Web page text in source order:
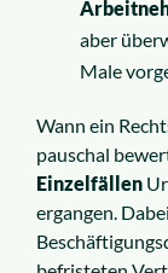
aber
Male
Wann ein
pauschal
Einzelfällen
ergangen.